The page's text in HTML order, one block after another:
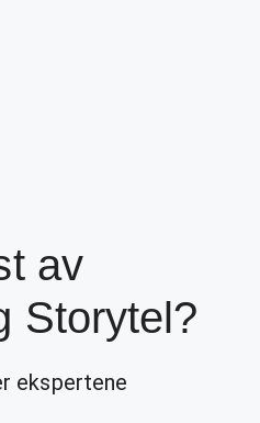
av
Storytel?
ekspertene